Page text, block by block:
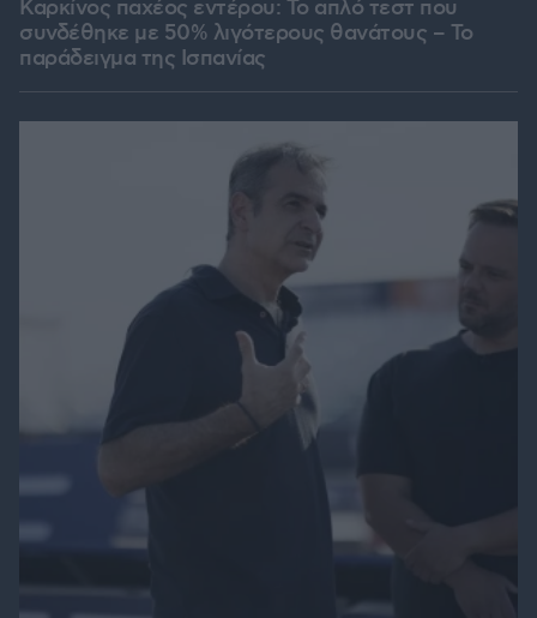
Καρκίνος παχέος εντέρου: Το απλό τεστ που
συνδέθηκε με 50% λιγότερους θανάτους – Το
παράδειγμα της Ισπανίας